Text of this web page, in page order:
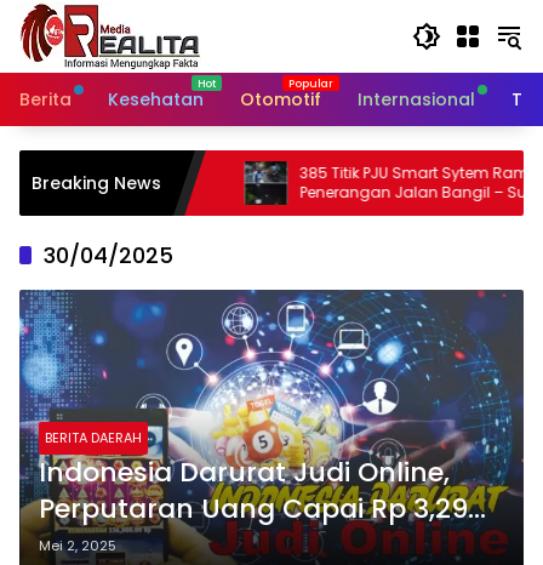
Langsung
konten
Berita
Kesehatan Otomotif Internasional
Breaking News
385 Titik PJU Smart Sytem Rampung,
Penerangan Jalan Bangil – Sukorejo Di
Rasakan Masyarakat.
SatpolPP
Sita
30/04/2025
BERITA DAERAH
Indonesia Darurat Judi Online,
Perputaran Uang Capai Rp 3,29
Triliun per Hari
Mei 2, 2025